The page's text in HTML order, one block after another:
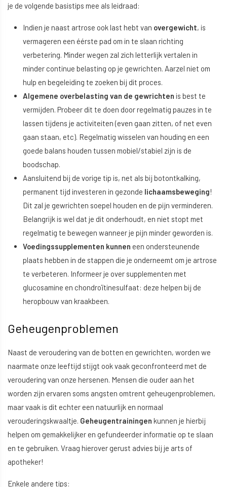
je de volgende basistips mee als leidraad:
Indien je naast artrose ook last hebt van overgewicht, is
vermageren een éérste pad om in te slaan richting
verbetering. Minder wegen zal zich letterlijk vertalen in
minder continue belasting op je gewrichten. Aarzel niet om
hulp en begeleiding te zoeken bij dit proces.
Algemene overbelasting van de gewrichten is best te
vermijden. Probeer dit te doen door regelmatig pauzes in te
lassen tijdens je activiteiten (even gaan zitten, of net even
gaan staan, etc). Regelmatig wisselen van houding en een
goede balans houden tussen mobiel/stabiel zijn is de
boodschap.
Aansluitend bij de vorige tip is, net als bij botontkalking,
permanent tijd investeren in gezonde lichaamsbeweging!
Dit zal je gewrichten soepel houden en de pijn verminderen.
Belangrijk is wel dat je dit onderhoudt, en niet stopt met
regelmatig te bewegen wanneer je pijn minder geworden is.
Voedingssupplementen kunnen een ondersteunende
plaats hebben in de stappen die je onderneemt om je artrose
te verbeteren. Informeer je over supplementen met
glucosamine en chondroïtinesulfaat: deze helpen bij de
heropbouw van kraakbeen.
Geheugenproblemen
Naast de veroudering van de botten en gewrichten, worden we
naarmate onze leeftijd stijgt ook vaak geconfronteerd met de
veroudering van onze hersenen. Mensen die ouder aan het
worden zijn ervaren soms angsten omtrent geheugenproblemen,
maar vaak is dit echter een natuurlijk en normaal
verouderingskwaaltje. Geheugentrainingen kunnen je hierbij
helpen om gemakkelijker en gefundeerder informatie op te slaan
en te gebruiken. Vraag hierover gerust advies bij je arts of
apotheker!
Enkele andere tips: